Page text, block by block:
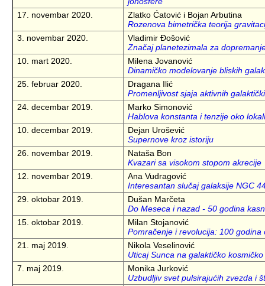
17. novembar 2020.
Zlatko Ćatović i Bojan Arbutina
Rozenova bimetrička teorija
3. novembar 2020.
Vladimir Đošović
Značaj planetezimala za
10. mart 2020.
Milena Jovanović
Dinamičko modelovanje bliskih
25. februar 2020.
Dragana Ilić
Promenljivost sjaja aktivnih
24. decembar 2019.
Marko Simonović
Hablova konstanta i tenzije oko
10. decembar 2019.
Dejan Urošević
Supernove kroz istoriju
26. novembar 2019.
Nataša Bon
Kvazari sa visokom stopom akrecije
12. novembar 2019.
Ana Vudragović
Interesantan slučaj galaksije NGC
29. oktobar 2019.
Dušan Marčeta
Do Meseca i nazad - 50 godina
15. oktobar 2019.
Milan Stojanović
Pomračenje i revolucija: 100
21. maj 2019.
Nikola Veselinović
Uticaj Sunca na galaktičko
7. maj 2019.
Monika Jurković
Uzbudljiv svet pulsirajućih zvezda i